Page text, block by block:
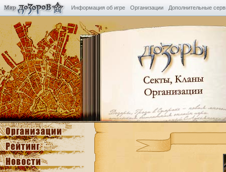
Информация об игре Организации Дополнительные